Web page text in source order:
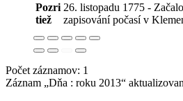
Pozri
tiež
26. listopadu 1775 -
zapisování počasí v
Počet záznamov: 1
Záznam „Dňa : roku 2013“